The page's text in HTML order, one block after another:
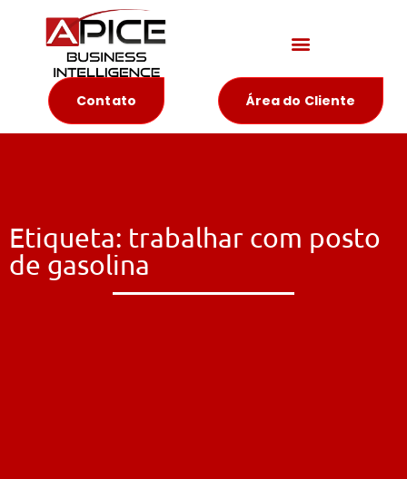
Contato Área do Cliente
Etiqueta: trabalhar com posto
de gasolina